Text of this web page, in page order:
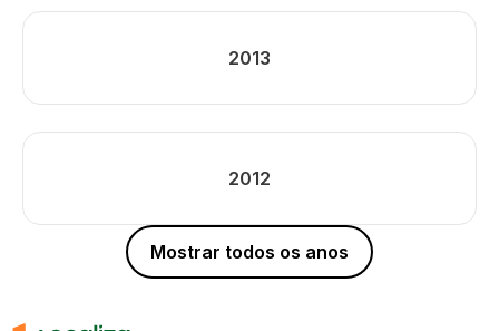
2013
2012
Mostrar todos os anos